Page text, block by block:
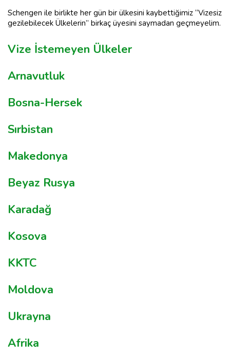
Schengen ile birlikte her gün bir ülkesini kaybettiğimiz “Vizesiz
gezilebilecek Ülkelerin” birkaç üyesini saymadan geçmeyelim.
Vize İstemeyen Ülkeler
Arnavutluk
Bosna-Hersek
Sırbistan
Makedonya
Beyaz Rusya
Karadağ
Kosova
KKTC
Moldova
Ukrayna
Afrika